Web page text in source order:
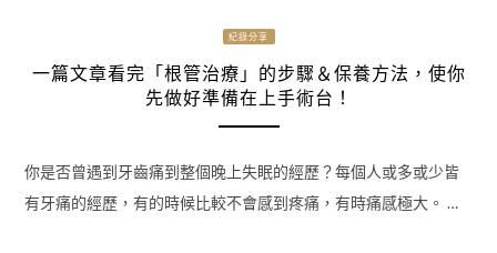
紀錄分享
一篇文章看完「根管治療」的步驟＆保養方法，使你
先做好準備在上手術台！
你是否曾遇到牙齒痛到整個晚上失眠的經歷？每個人或多或少皆
有牙痛的經歷，有的時候比較不會感到疼痛，有時痛感極大。 …